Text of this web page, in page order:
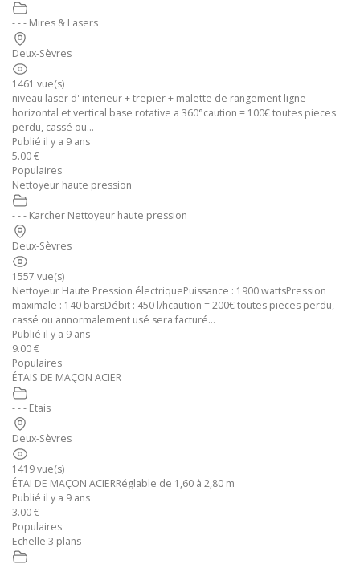
- - - Mires & Lasers
Deux-Sèvres
1461 vue(s)
niveau laser d' interieur + trepier + malette de rangement ligne
horizontal et vertical base rotative a 360°caution = 100€ toutes pieces
perdu, cassé ou...
Publié il y a 9 ans
5.00 €
Populaires
Nettoyeur haute pression
- - - Karcher Nettoyeur haute pression
Deux-Sèvres
1557 vue(s)
Nettoyeur Haute Pression électriquePuissance : 1900 wattsPression
maximale : 140 barsDébit : 450 l/hcaution = 200€ toutes pieces perdu,
cassé ou annormalement usé sera facturé...
Publié il y a 9 ans
9.00 €
Populaires
ÉTAIS DE MAÇON ACIER
- - - Etais
Deux-Sèvres
1419 vue(s)
ÉTAI DE MAÇON ACIERRéglable de 1,60 à 2,80 m
Publié il y a 9 ans
3.00 €
Populaires
Echelle 3 plans